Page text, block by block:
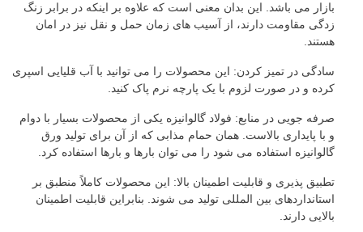
بازار می باشد. این بدان معنی است که علاوه بر اینکه در برابر زنگ
زدگی مقاومت دارند، از آسیب های زمان حمل و نقل نیز در امان
هستند.
سادگی در تمیز کردن: این محصولات را می توانید با آب قلیایی اسپری
کرده و در صورت لزوم با یک پارچه نرم پاک کنید.
صرفه جویی در منابع: فولاد گالوانیزه یکی از محصولات بسیار با دوام
و با پایداری بالاست. همان حمام مذابی که از آن برای تولید ورق
گالوانیزه استفاده می شود را می توان بارها و بارها استفاده کرد.
تطبیق پذیری و قابلیت اطمینان بالا: این محصولات کاملاً منطبق بر
استانداردهای بین المللی تولید می شوند. بنابراین قابلیت اطمینان
بالایی دارند.